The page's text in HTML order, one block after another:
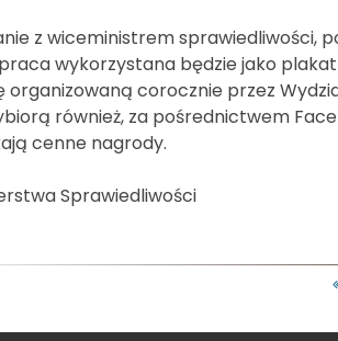
z wiceministrem sprawiedliwości,
wykorzystana będzie jako plakat
corocznie przez
również, za pośrednictwem
cenne nagrody.
Sprawiedliwości